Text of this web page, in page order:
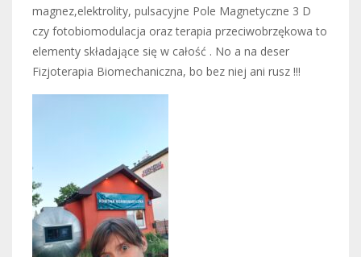
magnez,elektrolity, pulsacyjne Pole Magnetyczne 3 D
czy fotobiomodulacja oraz terapia przeciwobrzękowa to
elementy składające się w całość . No a na deser
Fizjoterapia Biomechaniczna, bo bez niej ani rusz !!!